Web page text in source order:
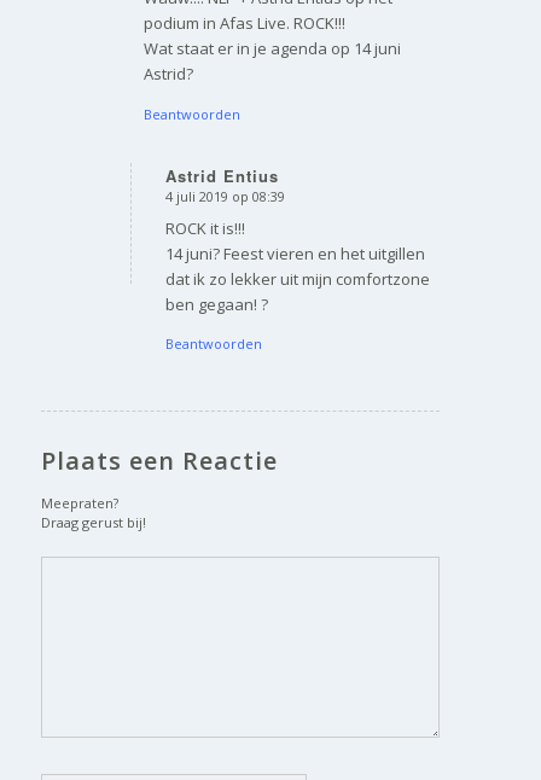
podium in Afas Live. ROCK!!!
Wat staat er in je agenda op 14 juni
Astrid?
Beantwoorden
Astrid Entius
zegt:
4 juli 2019 op 08:39
ROCK it is!!!
14 juni? Feest vieren en het uitgillen
dat ik zo lekker uit mijn comfortzone
ben gegaan! ?
Beantwoorden
Plaats een Reactie
Meepraten?
Draag gerust bij!